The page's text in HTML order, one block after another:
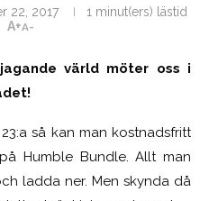
22, 2017
1 minut(ers) lästid
A+A-
värld möter oss i
så kan man kostnadsfritt
Humble Bundle. Allt man
ladda ner. Men skynda då